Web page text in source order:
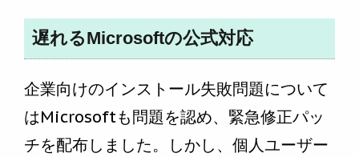
遅れるMicrosoftの公式対応
企業向けのインストール失敗問題について
はMicrosoftも問題を認め、緊急修正パッ
チを配布しました。しかし、個人ユーザー